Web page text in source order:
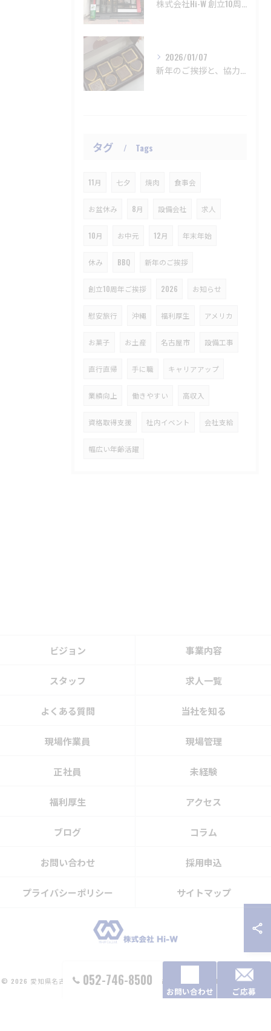
2026/01/07
タグ Tags
11月 七夕 焼肉 食事会
お盆休み 8月 設備会社 求人
10月 お中元 12月 年末年始
休み BBQ 新年のご挨拶
創立10周年ご挨拶 2026 お知らせ
慰安旅行 沖縄 福利厚生 アメリカ
お菓子 お土産 名古屋市 設備工事
直行直帰 手に職 キャリアアップ
業績向上 働きやすい 高収入
資格取得支援 社内イベント 会社支給
幅広い年齢活躍
052-746-8500
お問い合わせ ご応募
ビジョン 事業内容
スタッフ 求人一覧
よくある質問 当社を知る
現場作業員 現場管理
正社員 未経験
福利厚生 アクセス
ブログ コラム
お問い合わせ 採用申込
プライバシーポリシー サイトマップ
© 2026 愛知県名古屋市の設備工事の求人なら株式会社Hi-W ALL RIGHTS RESERVED.